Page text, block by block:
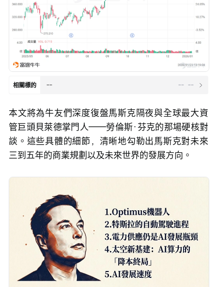
相關標的 -- -- --
本文將為牛友們深度復盤馬斯克隔夜與全球最大資
管巨頭貝萊德掌門人——勞倫斯·芬克的那場硬核對
談。這些具體的細節，清晰地勾勒出馬斯克對未來
三到五年的商業規劃以及未來世界的發展方向。